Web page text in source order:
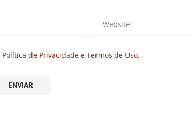
Política de Privacidade e Termos de Uso.